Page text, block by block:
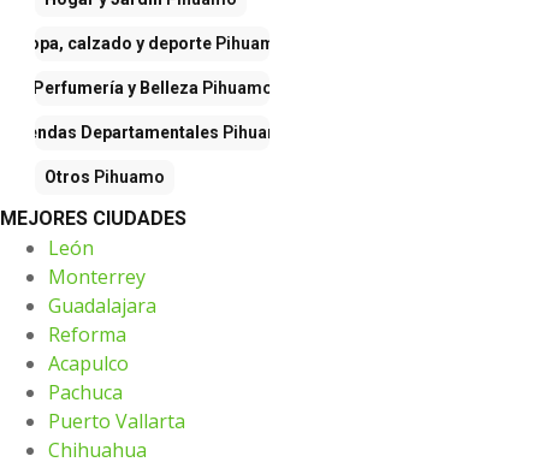
Ropa, calzado y deporte Pihuamo
Perfumería y Belleza Pihuamo
Tiendas Departamentales Pihuamo
Otros Pihuamo
MEJORES CIUDADES
León
Monterrey
Guadalajara
Reforma
Acapulco
Pachuca
Puerto Vallarta
Chihuahua